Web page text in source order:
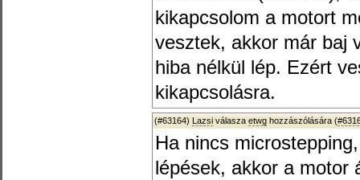
kikapcsolom a motort
vesztek, akkor már baj
hiba nélkül lép. Ezért
kikapcsolásra.
(#63164) Lazsi válasza etwg hozzászólására (
Ha nincs
lépések, akkor a motor